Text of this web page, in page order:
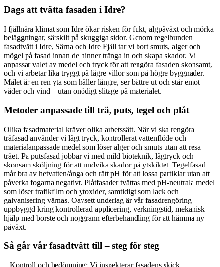
Dags att tvätta fasaden i Idre?
I fjällnära klimat som Idre ökar risken för fukt, algpåväxt och mörka
beläggningar, särskilt på skuggiga sidor. Genom regelbunden
fasadtvätt i Idre, Särna och Idre Fjäll tar vi bort smuts, alger och
mögel på fasad innan de hinner tränga in och skapa skador. Vi
anpassar valet av medel och tryck för att rengöra fasaden skonsamt,
och vi arbetar lika tryggt på lägre villor som på högre byggnader.
Målet är en ren yta som håller längre, ser bättre ut och står emot
väder och vind – utan onödigt slitage på materialet.
Metoder anpassade till trä, puts, tegel och plåt
Olika fasadmaterial kräver olika arbetssätt. När vi ska rengöra
träfasad använder vi lågt tryck, kontrollerat vattenflöde och
materialanpassade medel som löser alger och smuts utan att resa
träet. På putsfasad jobbar vi med mild bioteknik, lågtryck och
skonsam sköljning för att undvika skador på ytskiktet. Tegelfasad
mår bra av hetvatten/ånga och rätt pH för att lossa partiklar utan att
påverka fogarna negativt. Plåtfasader tvättas med pH-neutrala medel
som löser trafikfilm och ytoxider, samtidigt som lack och
galvanisering värnas. Oavsett underlag är vår fasadrengöring
uppbyggd kring kontrollerad applicering, verkningstid, mekanisk
hjälp med borste och noggrann efterbehandling för att hämma ny
påväxt.
Så går vår fasadtvätt till – steg för steg
– Kontroll och bedömning: Vi inspekterar fasadens skick,